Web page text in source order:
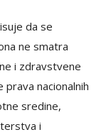
da se
ne smatra
i zdravstvene
nacionalnih
sredine,
i